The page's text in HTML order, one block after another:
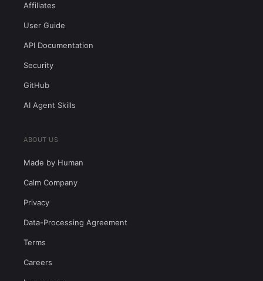
Affiliates
User Guide
API Documentation
Security
GitHub
AI Agent Skills
ABOUT US
Made by Human
Calm Company
Privacy
Data-Processing Agreement
Terms
Careers